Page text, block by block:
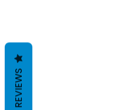
REVIEWS